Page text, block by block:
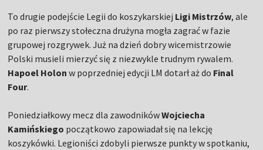
To drugie podejście Legii do koszykarskiej Ligi Mistrzów, ale
po raz pierwszy stołeczna drużyna mogła zagrać w fazie
grupowej rozgrywek. Już na dzień dobry wicemistrzowie
Polski musieli mierzyć się z niezwykle trudnym rywalem.
Hapoel Holon w poprzedniej edycji LM dotarł aż do Final
Four.
Poniedziałkowy mecz dla zawodnikówWojciecha
Kamińskiego początkowo zapowiadał się na lekcję
koszykówki. Legioniści zdobyli pierwsze punkty w spotkaniu,